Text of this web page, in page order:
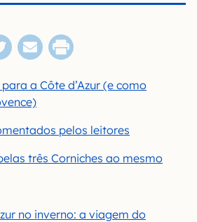
a Côte d’Azur (e como
pelos leitores
três Corniches ao mesmo
no inverno: a viagem do